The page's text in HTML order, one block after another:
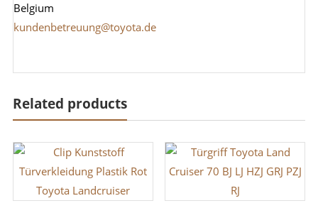
Belgium
kundenbetreuung@toyota.de
Related products